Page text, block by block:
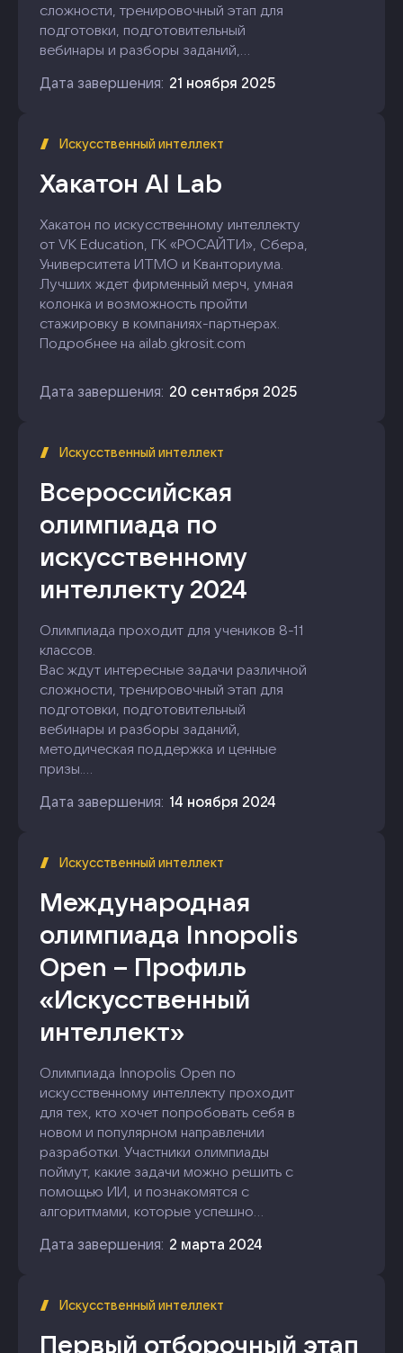
сложности, тренировочный этап для
подготовки, подготовительный
вебинары и разборы заданий,
призы.
Дата завершения: 21 ноября 2025
Искусственный интеллект
Хакатон AI Lab
Хакатон по искусственному интеллекту
от VK Education, ГК «РОСАЙТИ», Сбера,
Университета ИТМО и Кванториума.
Лучших ждет фирменный мерч, умная
колонка и возможность пройти
стажировку в компаниях-партнерах.
Подробнее на ailab.gkrosit.com
Дата завершения: 20 сентября 2025
Искусственный интеллект
Всероссийская
олимпиада по
искусственному
интеллекту 2024
Олимпиада проходит для учеников 8-11
классов.
Вас ждут интересные задачи различной
сложности, тренировочный этап для
подготовки, подготовительный
вебинары и разборы заданий,
методическая поддержка и ценные
призы.
победит сильнейший!
Дата завершения: 14 ноября 2024
Искусственный интеллект
Международная
олимпиада Innopolis
Open – Профиль
«Искусственный
интеллект»
Олимпиада Innopolis Open по
искусственному интеллекту проходит
для тех, кто хочет попробовать себя в
новом и популярном направлении
разработки. Участники олимпиады
поймут, какие задачи можно решить с
помощью ИИ, и познакомятся с
алгоритмами, которые успешно
науке.
отборочный и заключительный этапы
Дата завершения: 2 марта 2024
Искусственный интеллект
Первый отборочный этап